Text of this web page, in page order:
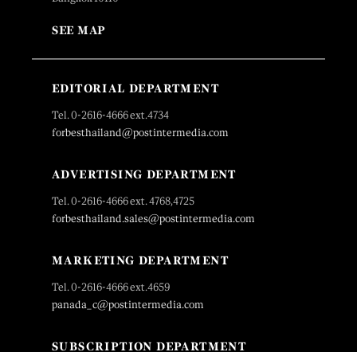
SEE MAP
EDITORIAL DEPARTMENT
Tel. 0-2616-4666 ext.4734
forbesthailand@postintermedia.com
ADVERTISING DEPARTMENT
Tel. 0-2616-4666 ext. 4768,4725
forbesthailand.sales@postintermedia.com
MARKETING DEPARTMENT
Tel. 0-2616-4666 ext.4659
panada_c@postintermedia.com
SUBSCRIPTION DEPARTMENT